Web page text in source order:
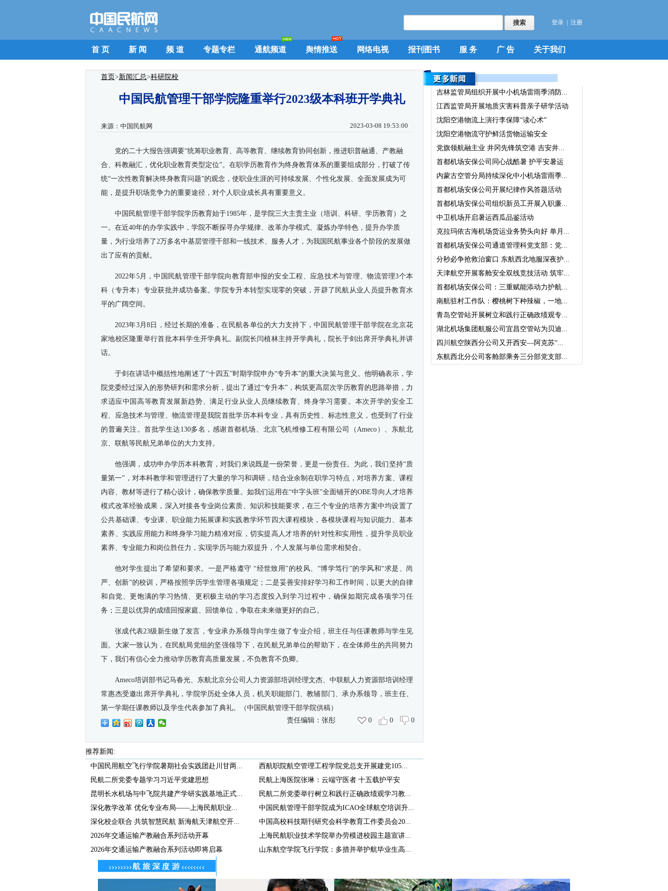
登录 注册
首 页 新 闻 频 道 专题专栏 通航频道 舆情推送 网络电视 报刊图书 服 务 广 告 关于我们
首页>新闻汇总>科研院校
中国民航管理干部学院隆重举行2023级本科班开学典礼
来源： 中国民航网 2023-03-08 19:53:00
党的二十大报告强调要“统筹职业教育、高等教育、继续教育协同创新，推进职普融通、产教融
合、科教融汇，优化职业教育类型定位”。在职学历教育作为终身教育体系的重要组成部分，打破了传
统“一次性教育解决终身教育问题”的观念，使职业生涯的可持续发展、个性化发展、全面发展成为可
能，是提升职场竞争力的重要途径，对个人职业成长具有重要意义。
中国民航管理干部学院学历教育始于1985年，是学院三大主责主业（培训、科研、学历教育）之
一。在近40年的办学实践中，学院不断探寻办学规律、改革办学模式、凝炼办学特色，提升办学质
量，为行业培养了2万多名中基层管理干部和一线技术、服务人才，为我国民航事业各个阶段的发展做
出了应有的贡献。
2022年5月，中国民航管理干部学院向教育部申报的安全工程、应急技术与管理、物流管理3个本
科（专升本）专业获批并成功备案。学院专升本转型实现零的突破，开辟了民航从业人员提升教育水
平的广阔空间。
2023年3月8日，经过长期的准备，在民航各单位的大力支持下，中国民航管理干部学院在北京花
家地校区隆重举行首批本科学生开学典礼。 副院长闫植林主持开学典礼， 院长于剑出席开学典礼并讲
话。
于剑在讲话中概括性地阐述了“十四五”时期学院申办“专升本”的重大决策与意义。他明确表示，学
院党委经过深入的形势研判和需求分析，提出了通过“专升本”，构筑更高层次学历教育的思路举措，力
求适应中国高等教育发展新趋势、满足行业从业人员继续教育、终身学习需要。本次开学的安全工
程、应急技术与管理、物流管理是我院首批学历本科专业，具有历史性、标志性意义，也受到了行业
的普遍关注。首批学生达130多名，感谢首都机场、北京飞机维修工程有限公司（Ameco）、东航北
京、联航等民航兄弟单位的大力支持。
他强调，成功申办学历本科教育，对我们来说既是一份荣誉，更是一份责任。为此，我们坚持“质
量第一”，对本科教学和管理进行了大量的学习和调研，结合业余制在职学习特点，对培养方案、课程
内容、教材等进行了精心设计，确保教学质量。如我们运用在“中字头班”全面铺开的OBE导向人才培养
模式改革经验成果，深入对接各专业岗位素质、知识和技能要求，在三个专业的培养方案中均设置了
公共基础课、专业课、职业能力拓展课和实践教学环节四大课程模块，各模块课程与知识能力、基本
素养、实践应用能力和终身学习能力精准对应，切实提高人才培养的针对性和实用性，提升学员职业
素养、专业能力和岗位胜任力，实现学历与能力双提升，个人发展与单位需求相契合。
他对学生提出了希望和要求。一是严格遵守 “经世致用”的校风、“博学笃行”的学风和“求是、尚
严、创新”的校训，严格按照学历学生管理各项规定；二是妥善安排好学习和工作时间，以更大的自律
和自觉、更饱满的学习热情、更积极主动的学习态度投入到学习过程中，确保如期完成各项学习任
务；三是以优异的成绩回报家庭、回馈单位，争取在未来做更好的自己。
张成代表23级新生做了发言，专业承办系领导向学生做了专业介绍，班主任与任课教师与学生见
面。大家一致认为， 在民航局党组的坚强领导下，在民航兄弟单位的帮助下，在全体师生的共同努力
下，我们有信心全力推动学历教育高质量发展，不负教育不负卿。
Ameco培训部书记马春光、东航北京分公司人力资源部培训经理文杰、中联航人力资源部培训经理
常惠杰受邀出席开学典礼，学院学历处全体人员，机关职能部门、教辅部门、承办系领导，班主任、
第一学期任课教师以及学生代表参加了典礼。（中国民航管理干部学院供稿）
责任编辑： 张彤 0 0 0
推荐新闻:
中国民用航空飞行学院暑期社会实践团赴川甘两...
民航二所党委专题学习习近平党建思想
昆明长水机场与中飞院共建产学研实践基地正式...
深化教学改革 优化专业布局——上海民航职业...
深化校企联合 共筑智慧民航 新海航天津航空开...
2026年交通运输产教融合系列活动开幕
2026年交通运输产教融合系列活动即将启幕
西航职院航空管理工程学院党总支开展建党105...
民航上海医院张琳：云端守医者 十五载护平安
民航二所党委举行树立和践行正确政绩观学习教...
中国民航管理干部学院成为ICAO全球航空培训升...
中国高校科技期刊研究会科学教育工作委员会20...
上海民航职业技术学院举办劳模进校园主题宣讲...
山东航空学院飞行学院：多措并举护航毕业生高...
吉林监管局组织开展中小机场雷雨季消防...
江西监管局开展地质灾害科普亲子研学活动
沈阳空港物流上演行李保障“读心术”
沈阳空港物流守护鲜活货物运输安全
党旗领航融主业 井冈先锋筑空港 吉安井...
首都机场安保公司同心战酷暑 护平安暑运
内蒙古空管分局持续深化中小机场雷雨季...
首都机场安保公司开展纪律作风答题活动
首都机场安保公司组织新员工开展入职廉...
中卫机场开启暑运西瓜品鉴活动
克拉玛依古海机场货运业务势头向好 单月...
首都机场安保公司通道管理科党支部：党...
分秒必争抢救治窗口 东航西北地服深夜护...
天津航空开展客舱安全双线竞技活动 筑牢...
首都机场安保公司：三重赋能添动力护航...
南航驻村工作队：樱桃树下种辣椒，一地...
青岛空管站开展树立和践行正确政绩观专...
湖北机场集团航服公司宜昌空管站为贝迪...
四川航空陕西分公司又开西安—阿克苏“...
东航西北分公司客舱部乘务三分部党支部...